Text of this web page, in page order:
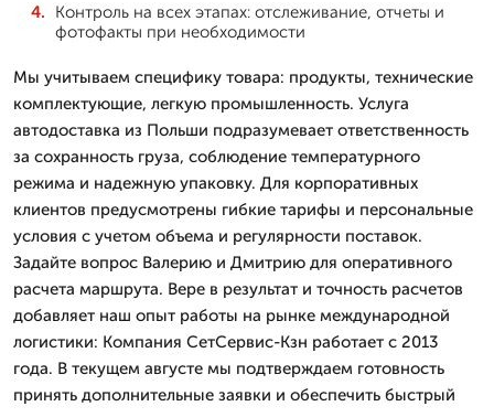
Контроль на всех этапах: отслеживание, отчеты и
фотофакты при необходимости
Мы учитываем специфику товара: продукты, технические
комплектующие, легкую промышленность. Услуга
автодоставка из Польши подразумевает ответственность
за сохранность груза, соблюдение температурного
режима и надежную упаковку. Для корпоративных
клиентов предусмотрены гибкие тарифы и персональные
условия с учетом объема и регулярности поставок.
Задайте вопрос Валерию и Дмитрию для оперативного
расчета маршрута. Вере в результат и точность расчетов
добавляет наш опыт работы на рынке международной
логистики: Компания СетСервис-Кзн работает с 2013
года. В текущем августе мы подтверждаем готовность
принять дополнительные заявки и обеспечить быстрый